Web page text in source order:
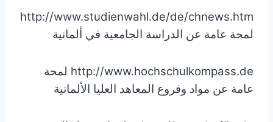
http://www.studienwahl.de/de/chnews.htm
لمحة عامة عن الدراسة الجامعية في ألمانية
http://www.hochschulkompass.de لمحة
عامة عن مواد وفروع المعاهد العليا الألمانية